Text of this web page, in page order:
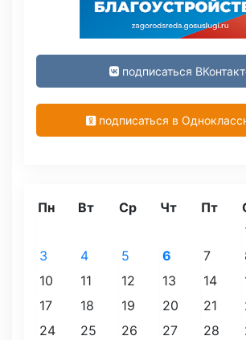
подписаться
подписаться в
Пн Вт Ср Чт Пт
3
4 5 6 7
10
11 12 13 14
17
18 19 20 21
24
25 26 27 28